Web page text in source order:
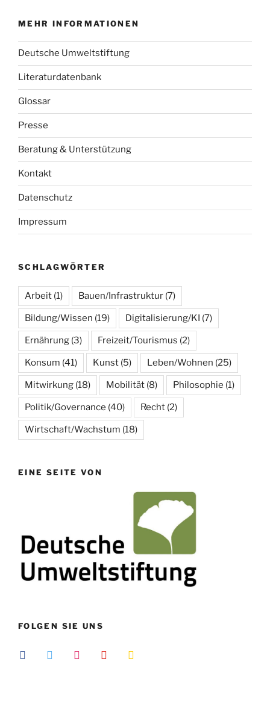
MEHR INFORMATIONEN
Deutsche Umweltstiftung
Literaturdatenbank
Glossar
Presse
Beratung & Unterstützung
Kontakt
Datenschutz
Impressum
SCHLAGWÖRTER
Arbeit (1) Bauen/Infrastruktur (7)
Bildung/Wissen (19) Digitalisierung/KI (7)
Ernährung (3) Freizeit/Tourismus (2)
Konsum (41) Kunst (5) Leben/Wohnen (25)
Mitwirkung (18) Mobilität (8) Philosophie (1)
Politik/Governance (40) Recht (2)
Wirtschaft/Wachstum (18)
EINE SEITE VON
FOLGEN SIE UNS
facebooktwitter instagramyoutube feedburner